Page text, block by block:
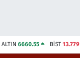
ALTIN 6660.55 BİST13.779